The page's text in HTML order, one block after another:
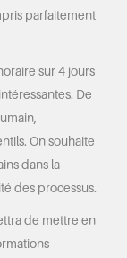
parfaitement
sur 4 jours
De
On souhaite
dans la
des processus.
de mettre en